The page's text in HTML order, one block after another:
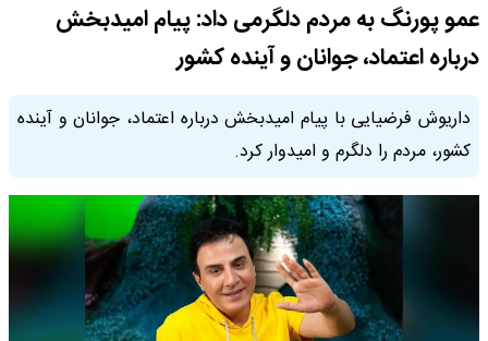
عمو پورنگ به مردم دلگرمی داد: پیام امیدبخش
درباره اعتماد، جوانان و آینده کشور
داریوش فرضیایی با پیام امیدبخش درباره اعتماد، جوانان و آینده
کشور، مردم را دلگرم و امیدوار کرد.